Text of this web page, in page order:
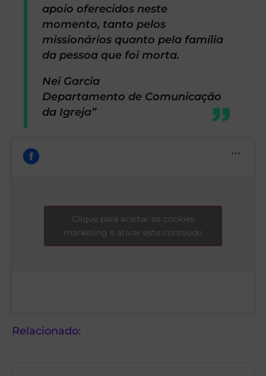
apoio oferecidos neste
momento, tanto pelos
missionários quanto pela família
da pessoa que foi morta.
Nei Garcia
Departamento de Comunicação
da Igreja”
Clique para aceitar os cookies
marketing e ativar este conteúdo
Relacionado: